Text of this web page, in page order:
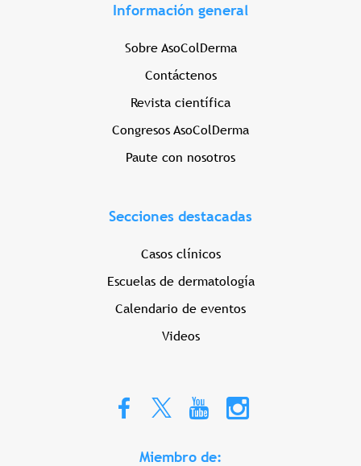
Información general
Sobre AsoColDerma
Contáctenos
Revista científica
Congresos AsoColDerma
Paute con nosotros
Secciones destacadas
Casos clínicos
Escuelas de dermatología
Calendario de eventos
Videos
Miembro de: